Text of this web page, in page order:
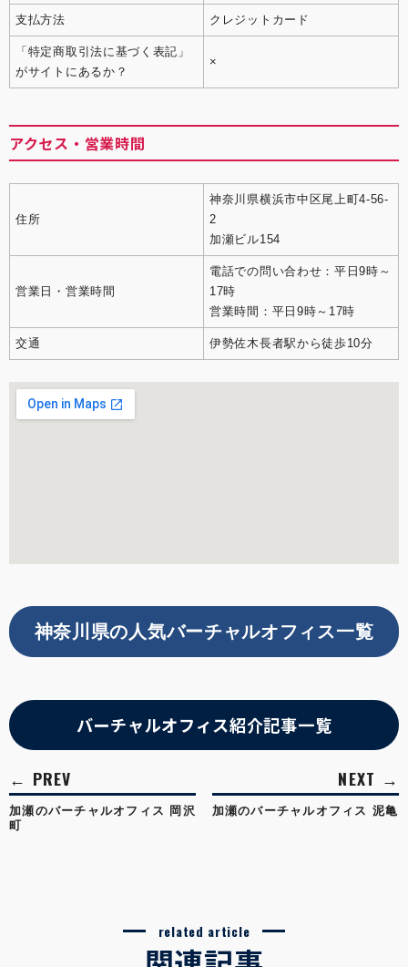
支払方法 クレジットカード
「特定商取引法に基づく表記」
がサイトにあるか？
×
アクセス・営業時間
住所
神奈川県横浜市中区尾上町4-56-
2
加瀬ビル154
営業日・営業時間
電話での問い合わせ：平日9時～
17時
営業時間：平日9時～17時
交通 伊勢佐木長者駅から徒歩10分
神奈川県の人気バーチャルオフィス一覧
バーチャルオフィス紹介記事一覧
加瀬のバーチャルオフィス 岡沢
町
加瀬のバーチャルオフィス 泥亀
related article